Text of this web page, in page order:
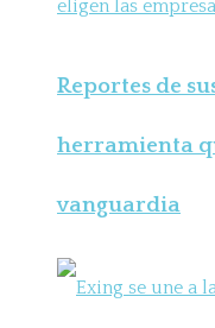
Reportes de
herramienta
vanguardia